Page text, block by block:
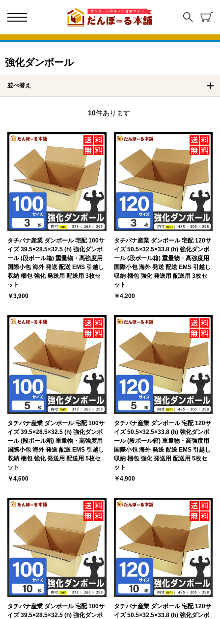
強化ダンボール
並べ替え
10件あります
タチバナ産業 ダンボール 宅配 100サ
イズ 39.5×28.5×32.5 (h) 強化ダンボ
ール (段ボール箱) 重量物・高強度用
国際小包 海外 発送 配送 EMS 引越し
収納 梱包 強化 発送用 配送用 3枚セ
ット
￥3,900
タチバナ産業 ダンボール 宅配 120サ
イズ 50.5×32.5×33.8 (h) 強化ダンボ
ール (段ボール箱) 重量物・高強度用
国際小包 海外 発送 配送 EMS 引越し
収納 梱包 強化 発送用 配送用 3枚セ
ット
￥4,200
タチバナ産業 ダンボール 宅配 100サ
イズ 39.5×28.5×32.5 (h) 強化ダンボ
ール (段ボール箱) 重量物・高強度用
国際小包 海外 発送 配送 EMS 引越し
収納 梱包 強化 発送用 配送用 5枚セ
ット
￥4,600
タチバナ産業 ダンボール 宅配 120サ
イズ 50.5×32.5×33.8 (h) 強化ダンボ
ール (段ボール箱) 重量物・高強度用
国際小包 海外 発送 配送 EMS 引越し
収納 梱包 強化 発送用 配送用 5枚セ
ット
￥4,900
タチバナ産業 ダンボール 宅配 100サ
イズ 39.5×28.5×32.5 (h) 強化ダンボ
タチバナ産業 ダンボール 宅配 120サ
イズ 50.5×32.5×33.8 (h) 強化ダンボ